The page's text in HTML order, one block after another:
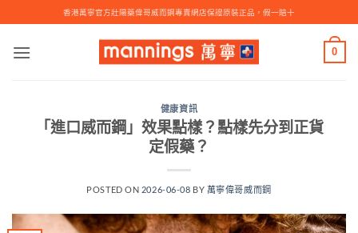
to
content
香港萬寧官方壯陽藥偉哥威而鋼專賣網店保證原裝正品，假一賠十
0
健康資訊
「進口威而鋼」效果點樣？點樣先分到正貨
定假藥？
POSTED ON 2026-06-08 BY 萬寧偉哥威而鋼